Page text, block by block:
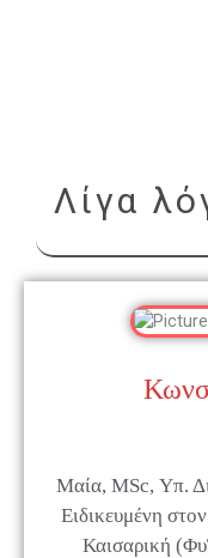
Λίγα
Μαία, MSc, Υπ.
Ειδικευμένη
Καισαρική